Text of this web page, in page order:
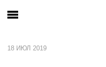
18 ИЮЛ 2019